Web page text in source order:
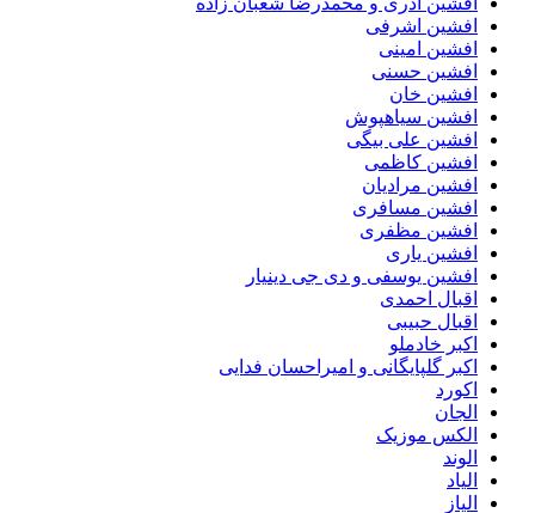
افشین اشرفی
افشین امینی
افشین حسنی
افشین خان
افشین سیاهپوش
افشین علی بیگی
افشین کاظمی
افشین مرادیان
افشین مسافری
افشین مظفری
افشین یاری
افشین یوسفی و دی جی دینیار
اقبال احمدی
اقبال حبیبی
اکبر خادملو
اکبر گلپایگانی و امیراحسان فدایی
اکورد
الجان
الکس موزیک
الوند
الیاد
الیاز